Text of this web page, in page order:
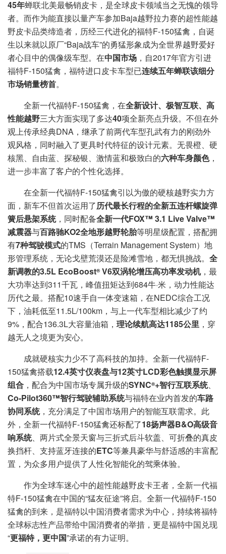
45年蝉联北美最畅销皮卡，是全球皮卡领域当之无愧的领导
者。而作为能直接以量产车参加Baja越野拉力赛的超性能越
野皮卡品类缔造者，历经三代进化的福特F-150猛禽，自诞
生以来就以原厂“Baja战车”的勇猛形象成为全世界越野爱好
者心目中的偶像级车型。在中国市场 ，自2017年官方引进
福特F-150猛禽，福特进口皮卡车型已连续五年蝉联该细分
市场销量榜首。
全新一代福特F-150猛禽，在全新设计、极智互联、高
性能越野三大方面实现了多达40项全新亮点升级。不但在外
观上传承经典DNA，继承了前两代车型孔武有力的刚劲外
观风格，同时融入了更具时代特征的设计元素。无畏橙、硬
核黑、自由蓝、探秘银、激情蓝和极致白的六种车身颜色，
进一步丰富了客户的个性化选择。
在全新一代福特F-150猛禽引以为傲的硬核越野实力方
面，新车不但首次运用了历代最长行程的全新五连杆螺旋弹
簧后悬架系统，同时配备全新一代FOX™ 3.1 Live Valve™
减震器与百路驰KO2全地形越野轮胎等明星级配置，搭配拥
有7种驾驶模式的TMS（Terrain Management System）地
形管理系统，无论戈壁荒漠还是险滩雪地，都无惧挑战。 全
新调教的3.5L EcoBoost®️V6双涡轮增压高功率发动机，最
大功率达到311千瓦，峰值扭矩达到684牛·米，动力性能达
历代之最。搭配10速手自一体变速箱，在NEDC综合工况
下，油耗低至11.5L/100km，与上一代车型相比减少了约
9%，配合136.3L大容量油箱， 理论续航高达1185公里 ，穿
越无人之境更为安心。
成就硬核实力少不了高科技的加持。全新一代福特F-
150猛禽搭载12.4英寸仪表盘与12英寸LCD彩色触摸显示屏
组合 ，配合为中国市场专属升级的SYNC®+智行互联系统、
Co-Pilot360™智行驾驶辅助系统与福特在业内首发的车路
协同系统，充分满足了中国市场用户的智能互联需求。此
外，全新一代福特F-150猛禽还标配了18扬声器B&O高级音
响系统、两片式全景天窗与三折式后斗软盖、可折叠的真皮
换挡杆、支持蓝牙连接的ETC等兼具豪华与舒适感的丰富配
置，为众多用户提供了人性化智能化的驾乘体验。
作为全球车迷心中的超性能越野皮卡王者，全新一代福
特F-150猛禽在中国的“猛友征途”将启。全新一代福特F-150
猛禽的到来，是福特以中国消费者需求为中心，持续将福特
全球标志性产品带给中国消费者的举措，更是福特中国兑现
“更福特，更中国”承诺的有力证明。